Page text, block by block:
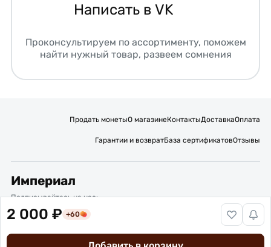
2 000 ₽ +60
Написать в VK
Проконсультируем по ассортименту, поможем
найти нужный товар, развеем сомнения
Продать монетыО магазинеКонтактыДоставкаОплата
Гарантии и возвратБаза сертификатовОтзывы
Империал
Подписывайтесь на нас:
Вакансии
Политика обработки персональных данных